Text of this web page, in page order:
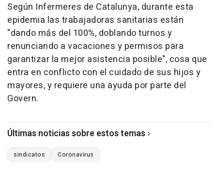
Según Infermeres de Catalunya, durante esta
epidemia las trabajadoras sanitarias están
"dando más del 100%, doblando turnos y
renunciando a vacaciones y permisos para
garantizar la mejor asistencia posible", cosa que
entra en conflicto con el cuidado de sus hijos y
mayores, y requiere una ayuda por parte del
Govern.
Últimas noticias sobre estos temas
sindicatos Coronavirus